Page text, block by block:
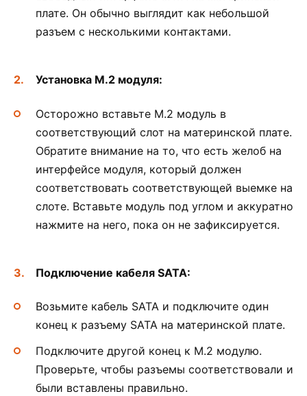
плате. Он обычно выглядит как небольшой
разъем с несколькими контактами.
Установка M.2 модуля:
Осторожно вставьте M.2 модуль в
соответствующий слот на материнской плате.
Обратите внимание на то, что есть желоб на
интерфейсе модуля, который должен
соответствовать соответствующей выемке на
слоте. Вставьте модуль под углом и аккуратно
нажмите на него, пока он не зафиксируется.
Подключение кабеля SATA:
Возьмите кабель SATA и подключите один
конец к разъему SATA на материнской плате.
Подключите другой конец к M.2 модулю.
Проверьте, чтобы разъемы соответствовали и
были вставлены правильно.